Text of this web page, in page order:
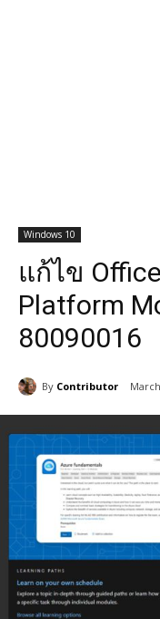
Windows 10
แก้ไข
Platform
80090016
By Contributor